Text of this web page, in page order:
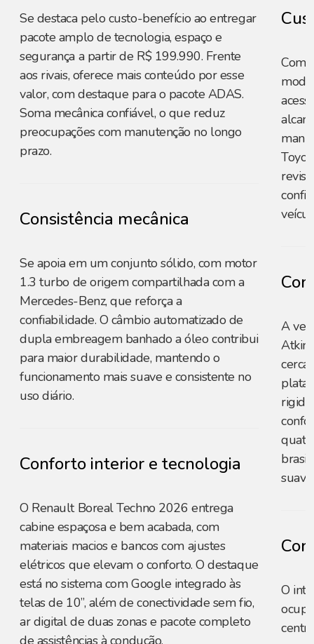
Se destaca pelo custo-benefício ao entregar
pacote amplo de tecnologia, espaço e
segurança a partir de R$ 199.990. Frente
aos rivais, oferece mais conteúdo por esse
valor, com destaque para o pacote ADAS.
Soma mecânica confiável, o que reduz
preocupações com manutenção no longo
prazo.
Consistência mecânica
Se apoia em um conjunto sólido, com motor
1.3 turbo de origem compartilhada com a
Mercedes-Benz, que reforça a
confiabilidade. O câmbio automatizado de
dupla embreagem banhado a óleo contribui
para maior durabilidade, mantendo o
funcionamento mais suave e consistente no
uso diário.
Conforto interior e tecnologia
O Renault Boreal Techno 2026 entrega
cabine espaçosa e bem acabada, com
materiais macios e bancos com ajustes
elétricos que elevam o conforto. O destaque
está no sistema com Google integrado às
telas de 10”, além de conectividade sem fio,
ar digital de duas zonas e pacote completo
de assistências à condução.
Com
A
cerca
O